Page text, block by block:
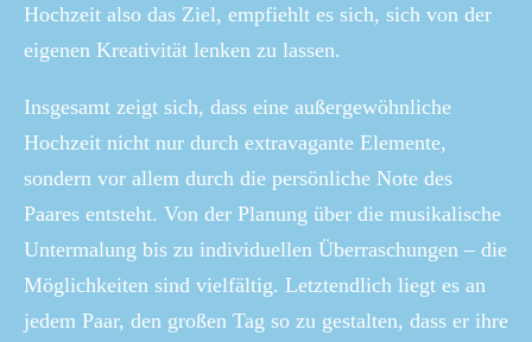
Hochzeit also das Ziel, empfiehlt es sich, sich von der
eigenen Kreativität lenken zu lassen.
Insgesamt zeigt sich, dass eine außergewöhnliche
Hochzeit nicht nur durch extravagante Elemente,
sondern vor allem durch die persönliche Note des
Paares entsteht. Von der Planung über die musikalische
Untermalung bis zu individuellen Überraschungen – die
Möglichkeiten sind vielfältig. Letztendlich liegt es an
jedem Paar, den großen Tag so zu gestalten, dass er ihre